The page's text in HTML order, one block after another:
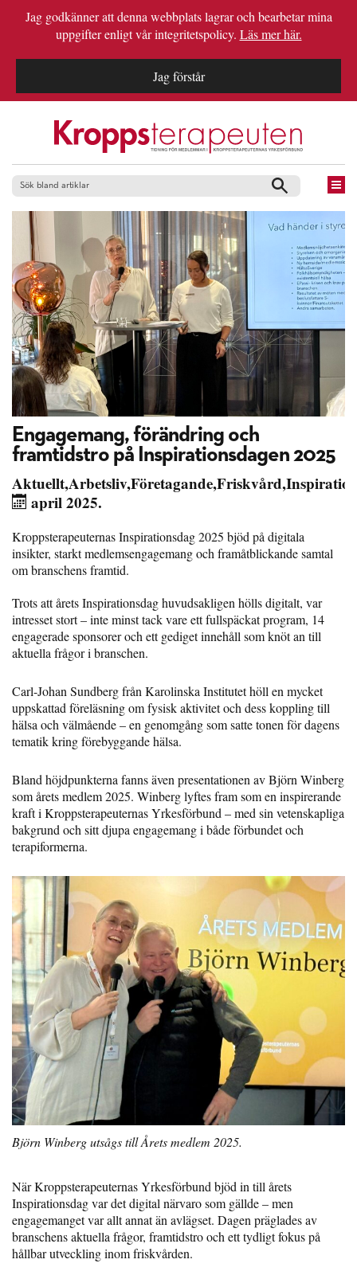
Jag godkänner att denna webbplats lagrar och bearbetar mina
uppgifter enligt vår integritetspolicy. Läs mer här.
Jag förstår
Engagemang, förändring och
framtidstro på Inspirationsdagen 2025
Aktuellt,Arbetsliv,Företagande,Friskvård,
april 2025.
Kroppsterapeuternas Inspirationsdag 2025 bjöd på digitala
insikter, starkt medlemsengagemang och framåtblickande samtal
om branschens framtid.
Trots att årets Inspirationsdag huvudsakligen hölls digitalt, var
intresset stort – inte minst tack vare ett fullspäckat program, 14
engagerade sponsorer och ett gediget innehåll som knöt an till
aktuella frågor i branschen.
Carl-Johan Sundberg från Karolinska Institutet höll en mycket
uppskattad föreläsning om fysisk aktivitet och dess koppling till
hälsa och välmående – en genomgång som satte tonen för dagens
tematik kring förebyggande hälsa.
Bland höjdpunkterna fanns även presentationen av Björn Winberg
som årets medlem 2025. Winberg lyftes fram som en inspirerande
kraft i Kroppsterapeuternas Yrkesförbund – med sin vetenskapliga
bakgrund och sitt djupa engagemang i både förbundet och
terapiformerna.
Björn Winberg utsågs till Årets medlem 2025.
När Kroppsterapeuternas Yrkesförbund bjöd in till årets
Inspirationsdag var det digital närvaro som gällde – men
engagemanget var allt annat än avlägset. Dagen präglades av
branschens aktuella frågor, framtidstro och ett tydligt fokus på
hållbar utveckling inom friskvården.